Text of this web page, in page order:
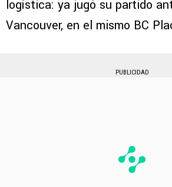
logística: ya jugó su partido
Vancouver, en el mismo BC
PUBLICIDAD